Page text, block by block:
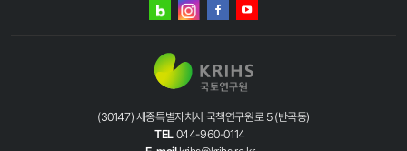
네이버
인스타그램
(30147) 세종특별자치시 국책연구원로 5 (반곡동)
TEL 044-960-0114